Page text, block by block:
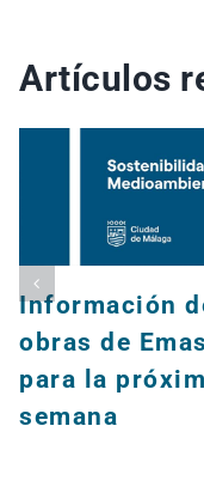
Artículos
Información
obras de
para la
semana